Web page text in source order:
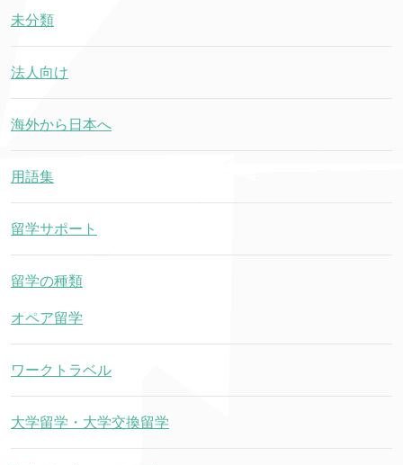
未分類
法人向け
海外から日本へ
用語集
留学サポート
留学の種類
オペア留学
ワークトラベル
大学留学・大学交換留学